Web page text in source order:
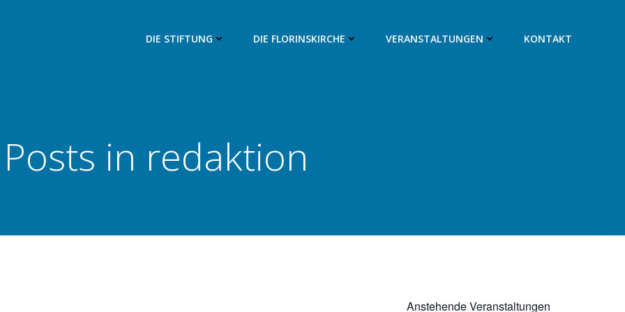
DIE STIFTUNG DIE FLORINSKIRCHE VERANSTALTUNGEN KONTAKT
Posts in redaktion
Anstehende Veranstaltungen